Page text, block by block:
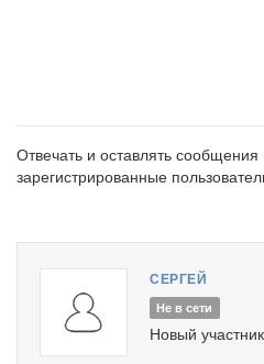
Отвечать и оставлять сообщения
зарегистрированные
СЕРГЕЙ
Не в сети
Новый участник